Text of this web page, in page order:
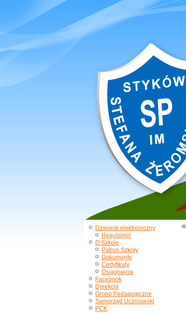
Dziennik elektroniczny
Regulamin
O Szkole
Patron Szkoły
Dokumenty
Certyfikaty
Osiągnięcia
Facebook
Dyrekcja
Grono Pedagogiczne
Samorząd Uczniowski
PCK
«